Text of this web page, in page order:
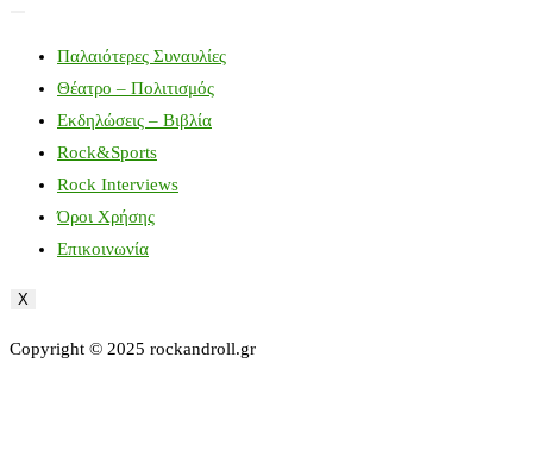
Παλαιότερες Συναυλίες
Θέατρο – Πολιτισμός
Εκδηλώσεις – Βιβλία
Rock&Sports
Rock Interviews
Όροι Χρήσης
Επικοινωνία
X
Copyright © 2025 rockandroll.gr